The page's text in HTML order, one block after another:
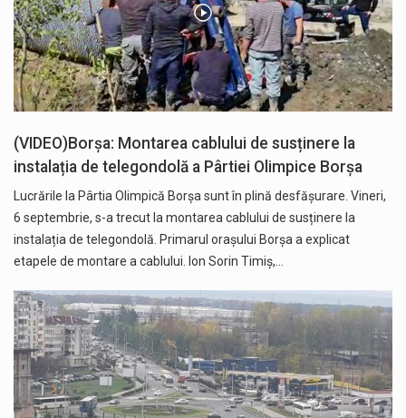
(VIDEO)Borșa: Montarea cablului de susținere la
instalația de telegondolă a Pârtiei Olimpice Borșa
Lucrările la Pârtia Olimpică Borșa sunt în plină desfășurare. Vineri,
6 septembrie, s-a trecut la montarea cablului de susținere la
instalația de telegondolă. Primarul orașului Borșa a explicat
etapele de montare a cablului. Ion Sorin Timiș,…